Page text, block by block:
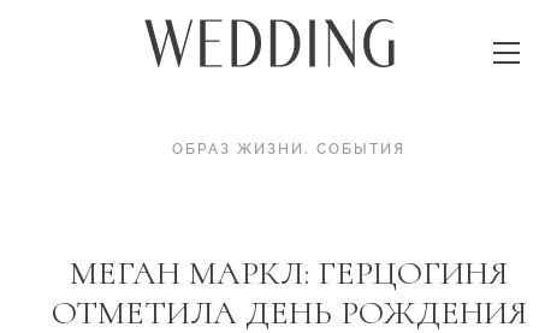
ОБРАЗ ЖИЗНИ . СОБЫТИЯ
МЕГАН МАРКЛ: ГЕРЦОГИНЯ
ОТМЕТИЛА ДЕНЬ РОЖДЕНИЯ